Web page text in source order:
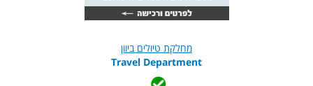
מחלקת טיולים ביוון
Travel Department